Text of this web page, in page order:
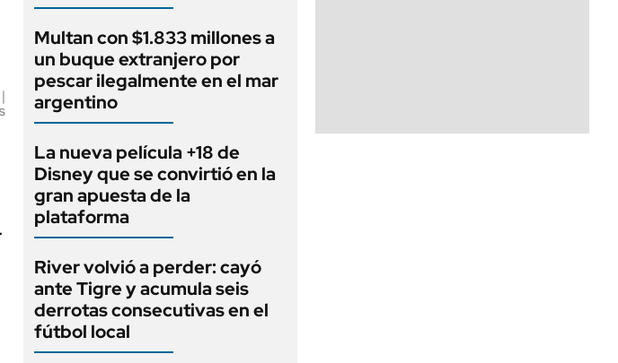
Multan con $1.833 millones a
un buque extranjero por
pescar ilegalmente en el mar
argentino
La nueva película +18 de
Disney que se convirtió en la
gran apuesta de la
plataforma
River volvió a perder: cayó
ante Tigre y acumula seis
derrotas consecutivas en el
fútbol local